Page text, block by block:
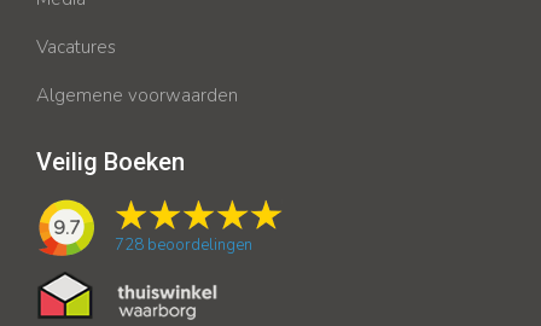
Vacatures
Algemene voorwaarden
Veilig Boeken
9.7
728 beoordelingen